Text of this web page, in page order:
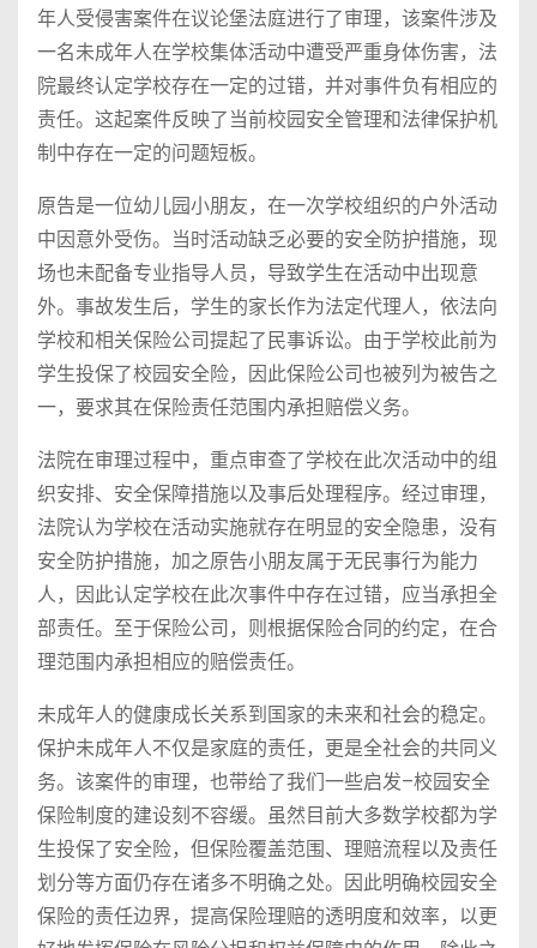
年人受侵害案件在议论堡法庭进行了审理，该案件涉及
一名未成年人在学校集体活动中遭受严重身体伤害，法
院最终认定学校存在一定的过错，并对事件负有相应的
责任。这起案件反映了当前校园安全管理和法律保护机
制中存在一定的问题短板。
原告是一位幼儿园小朋友，在一次学校组织的户外活动
中因意外受伤。当时活动缺乏必要的安全防护措施，现
场也未配备专业指导人员，导致学生在活动中出现意
外。事故发生后，学生的家长作为法定代理人，依法向
学校和相关保险公司提起了民事诉讼。由于学校此前为
学生投保了校园安全险，因此保险公司也被列为被告之
一，要求其在保险责任范围内承担赔偿义务。
法院在审理过程中，重点审查了学校在此次活动中的组
织安排、安全保障措施以及事后处理程序。经过审理，
法院认为学校在活动实施就存在明显的安全隐患，没有
安全防护措施，加之原告小朋友属于无民事行为能力
人，因此认定学校在此次事件中存在过错，应当承担全
部责任。至于保险公司，则根据保险合同的约定，在合
理范围内承担相应的赔偿责任。
未成年人的健康成长关系到国家的未来和社会的稳定。
保护未成年人不仅是家庭的责任，更是全社会的共同义
务。该案件的审理，也带给了我们一些启发–校园安全
保险制度的建设刻不容缓。虽然目前大多数学校都为学
生投保了安全险，但保险覆盖范围、理赔流程以及责任
划分等方面仍存在诸多不明确之处。因此明确校园安全
保险的责任边界，提高保险理赔的透明度和效率，以更